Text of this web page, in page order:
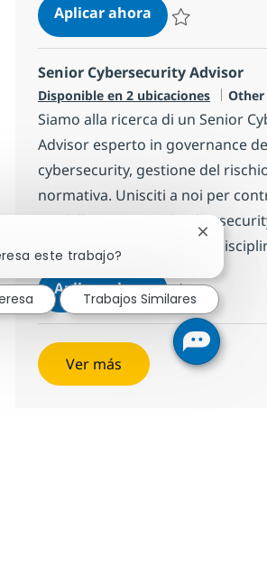
Aplicar ahoraTeam Leader
Senior Cybersecurity Advisor
Disponible en 2 ubicaciones Other
Siamo alla ricerca di un Senior
Advisor esperto in governance
cybersecurity, gestione del
normativa. Unisciti a noi per
modelli e processi di
contesto dinamico e
Aplicar ahoraSenior
Salvar Senior
Ver más
este trabajo?
Cerrar
Trabajos Similares